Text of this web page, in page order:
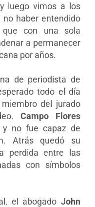
luego vimos a los
haber entendido
con una sola
a permanecer
por años.
de periodista de
todo el día
del jurado
Campo Flores
y no fue capaz de
Atrás quedó su
perdida entre las
con símbolos
el abogado John